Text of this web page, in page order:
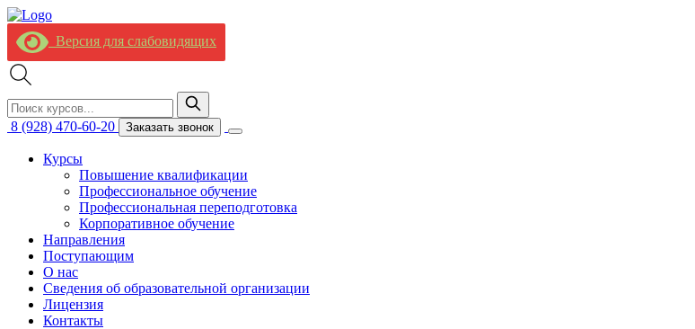
Версия для слабовидящих
8 (928) 470-60-20 Заказать звонок
Курсы
Повышение квалификации
Профессиональное обучение
Профессиональная переподготовка
Корпоративное обучение
Направления
Поступающим
О нас
Сведения об образовательной организации
Лицензия
Контакты